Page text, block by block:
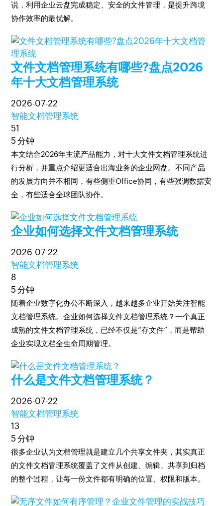
说，利用企业云盘完成稳定、安全的文件管理，是提升跨境
协作效率的最优解。
文件文档管理系统有哪些?盘点2026
年十大文档管理系统
2026-07-22
智能文档管理系统
51
5 分钟
本文结合2026年主流产品能力，对十大文件文档管理系统进
行分析，并重点介绍更适合出海业务的企业网盘。不同产品
的发展方向并不相同，有些侧重Office协同，有些强调数据安
全，有些适合全球团队协作。
企业如何选择文件文档管理系统
2026-07-22
智能文档管理系统
8
5 分钟
随着企业数字化办公不断深入，越来越多企业开始关注智能
文档管理系统。企业如何选择文件文档管理系统？一个真正
成熟的文件文档管理系统，已经不仅是“存文件”，而是帮助
企业实现文档全生命周期管理。
什么是文件文档管理系统？
2026-07-22
智能文档管理系统
13
5 分钟
很多企业认为文档管理就是建立几个共享文件夹，其实真正
的文件文档管理系统覆盖了文件从创建、编辑、共享到归档
的整个过程，让每一份文件都有明确的位置、权限和版本。